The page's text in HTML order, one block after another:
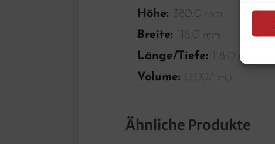
Höhe: 380.0 mm
Breite: 118.0 mm
Länge/Tiefe: 118.0 mm
Volume: 0.007 m3
Ähnliche Produkte